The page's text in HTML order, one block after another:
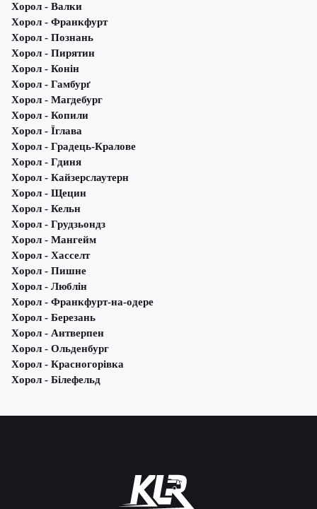
Хорол - Валки
Хорол - Франкфурт
Хорол - Познань
Хорол - Пирятин
Хорол - Конін
Хорол - Гамбурґ
Хорол - Магдебург
Хорол - Копили
Хорол - Їглава
Хорол - Градець-Кралове
Хорол - Гдиня
Хорол - Кайзерслаутерн
Хорол - Щецин
Хорол - Кельн
Хорол - Грудзьондз
Хорол - Мангейм
Хорол - Хасселт
Хорол - Пишне
Хорол - Люблін
Хорол - Франкфурт-на-одере
Хорол - Березань
Хорол - Антверпен
Хорол - Ольденбург
Хорол - Красногорівка
Хорол - Білефельд